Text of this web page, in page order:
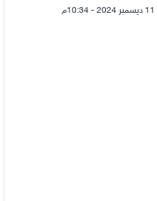
11 ديسمبر 2024 - 10:34م